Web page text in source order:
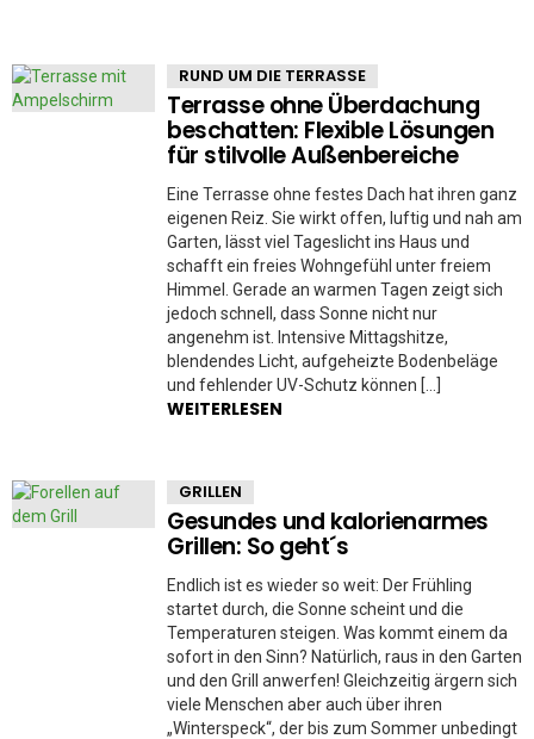
RUND UM DIE TERRASSE
Terrasse ohne Überdachung
beschatten: Flexible Lösungen
für stilvolle Außenbereiche
Eine Terrasse ohne festes Dach hat ihren ganz
eigenen Reiz. Sie wirkt offen, luftig und nah am
Garten, lässt viel Tageslicht ins Haus und
schafft ein freies Wohngefühl unter freiem
Himmel. Gerade an warmen Tagen zeigt sich
jedoch schnell, dass Sonne nicht nur
angenehm ist. Intensive Mittagshitze,
blendendes Licht, aufgeheizte Bodenbeläge
und fehlender UV-Schutz können […]
WEITERLESEN
GRILLEN
Gesundes und kalorienarmes
Grillen: So geht´s
Endlich ist es wieder so weit: Der Frühling
startet durch, die Sonne scheint und die
Temperaturen steigen. Was kommt einem da
sofort in den Sinn? Natürlich, raus in den Garten
und den Grill anwerfen! Gleichzeitig ärgern sich
viele Menschen aber auch über ihren
„Winterspeck“, der bis zum Sommer unbedingt